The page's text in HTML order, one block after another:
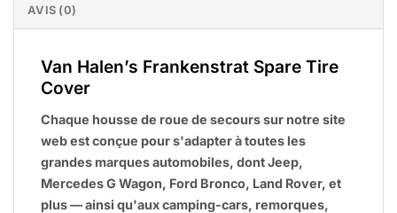
AVIS (0)
Van Halen’s Frankenstrat Spare Tire
Cover
Chaque housse de roue de secours sur notre site
web est conçue pour s'adapter à toutes les
grandes marques automobiles, dont Jeep,
Mercedes G Wagon, Ford Bronco, Land Rover, et
plus — ainsi qu'aux camping-cars, remorques,